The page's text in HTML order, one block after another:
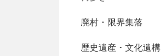
廃村・限界集落
歴史遺産・文化遺構